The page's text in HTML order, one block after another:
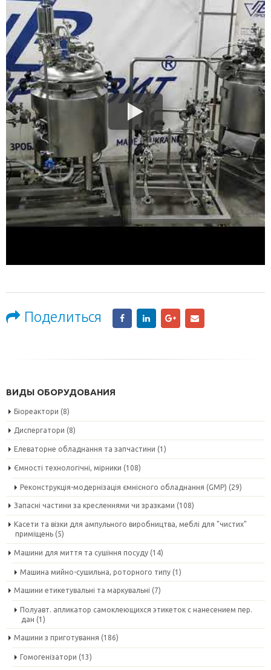
Поделиться
ВИДЫ ОБОРУДОВАНИЯ
Біореактори (8)
Диспергатори (8)
Елеваторне обладнання та запчастини (1)
Ємності технологічні, мірники (108)
Реконструкція-модернізація ємнісного обладнання (GMP) (29)
Запасні частини за кресленнями чи зразками (108)
Касети та візки для ампульного виробництва, меблі для "чистих"
приміщень (5)
Машини для миття та сушіння посуду (14)
Машина мийно-сушильна, роторного типу (1)
Машини етикетувальні та маркувальні (7)
Полуавт. апликатор самоклеющихся этикеток с нанесением пер.
дан (1)
Машини з приготування (186)
Гомогенізатори (13)